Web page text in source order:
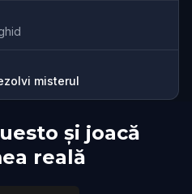
misterul
și joacă
reală